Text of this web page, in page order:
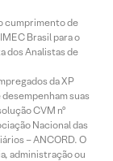
cumprimento de
Brasil para o
dos Analistas de
da XP
suas
CVM nº
Nacional das
– ANCORD. O
administração ou